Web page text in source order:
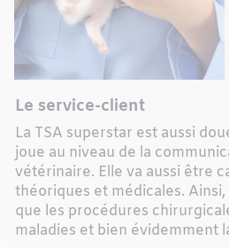
Le service-client
La TSA superstar est aussi
joue au niveau de la
vétérinaire. Elle va aussi être
théoriques et médicales. Ainsi,
que les procédures
maladies et bien évidemment